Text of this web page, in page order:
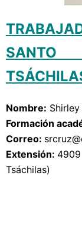
SANTO
Nombre:
Formación
Correo: srcruz
Extensión: 4909
Tsáchilas)